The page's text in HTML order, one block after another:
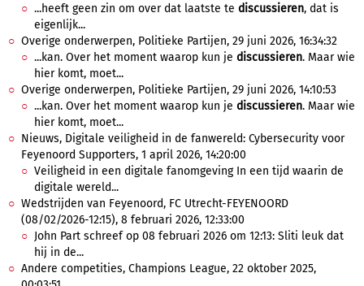
...heeft geen zin om over dat laatste te discussieren, dat is
eigenlijk...
Overige onderwerpen, Politieke Partijen, 29 juni 2026, 16:34:32
...kan. Over het moment waarop kun je discussieren. Maar wie
hier komt, moet...
Overige onderwerpen, Politieke Partijen, 29 juni 2026, 14:10:53
...kan. Over het moment waarop kun je discussieren. Maar wie
hier komt, moet...
Nieuws, Digitale veiligheid in de fanwereld: Cybersecurity voor
Feyenoord Supporters, 1 april 2026, 14:20:00
Veiligheid in een digitale fanomgeving In een tijd waarin de
digitale wereld...
Wedstrijden van Feyenoord, FC Utrecht-FEYENOORD
(08/02/2026-12:15), 8 februari 2026, 12:33:00
John Part schreef op 08 februari 2026 om 12:13: Sliti leuk dat
hij in de...
Andere competities, Champions League, 22 oktober 2025,